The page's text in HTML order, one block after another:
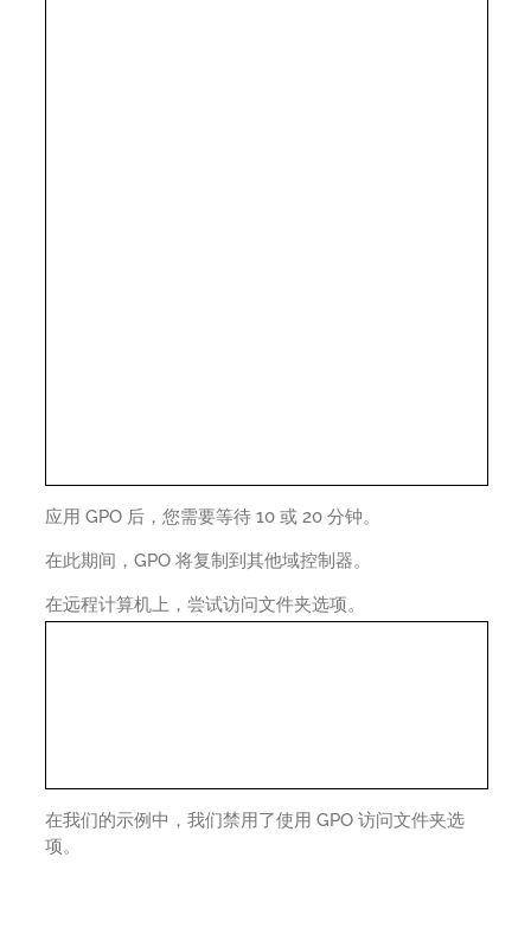
应用 GPO 后，您需要等待 10 或 20 分钟。
在此期间，GPO 将复制到其他域控制器。
在远程计算机上，尝试访问文件夹选项。
在我们的示例中，我们禁用了使用 GPO 访问文件夹选
项。